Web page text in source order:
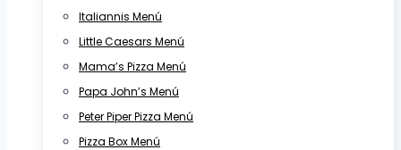
Italiannis Menú
Little Caesars Menú
Mama’s Pizza Menú
Papa John’s Menú
Peter Piper Pizza Menú
Pizza Box Menú